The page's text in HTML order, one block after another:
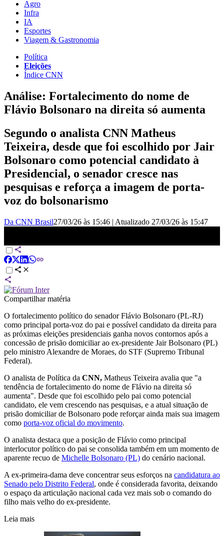
Agro
Infra
IA
Esportes
Viagem & Gastronomia
Política
Eleições
Índice CNN
Análise: Fortalecimento do nome de
Flávio Bolsonaro na direita só aumenta
Segundo o analista CNN Matheus
Teixeira, desde que foi escolhido por Jair
Bolsonaro como potencial candidato à
Presidencial, o senador cresce nas
pesquisas e reforça a imagem de porta-
voz do bolsonarismo
Da CNN Brasil27/03/26 às 15:46 | Atualizado 27/03/26 às 15:47
Compartilhar matéria
O fortalecimento político do senador Flávio Bolsonaro (PL-RJ)
como principal porta-voz do pai e possível candidato da direita para
as próximas eleições presidenciais ganha novos contornos após a
concessão de prisão domiciliar ao ex-presidente Jair Bolsonaro (PL)
pelo ministro Alexandre de Moraes, do STF (Supremo Tribunal
Federal).
O analista de Política da CNN, Matheus Teixeira avalia que "a
tendência de fortalecimento do nome de Flávio na direita só
aumenta". Desde que foi escolhido pelo pai como potencial
candidato, ele vem crescendo nas pesquisas, e a atual situação de
prisão domiciliar de Bolsonaro pode reforçar ainda mais sua imagem
como porta-voz oficial do movimento.
O analista destaca que a posição de Flávio como principal
interlocutor político do pai se consolida também em um momento de
aparente recuo de Michelle Bolsonaro (PL) do cenário nacional.
A ex-primeira-dama deve concentrar seus esforços na candidatura ao
Senado pelo Distrito Federal, onde é considerada favorita, deixando
o espaço da articulação nacional cada vez mais sob o comando do
filho mais velho do ex-presidente.
Leia mais